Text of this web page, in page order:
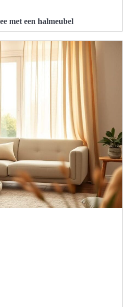
met een halmeubel